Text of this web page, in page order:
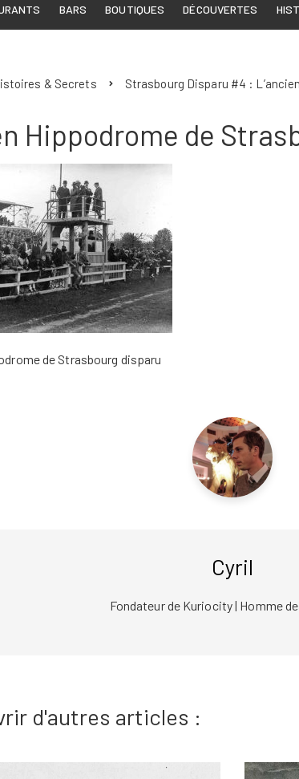
BARS BOUTIQUES DÉCOUVERTES
& Secrets Strasbourg Disparu #4 :
Hippodrome de
de Strasbourg disparu
Cyril
Fondateur de Kuriocity | Homme
d'autres articles :